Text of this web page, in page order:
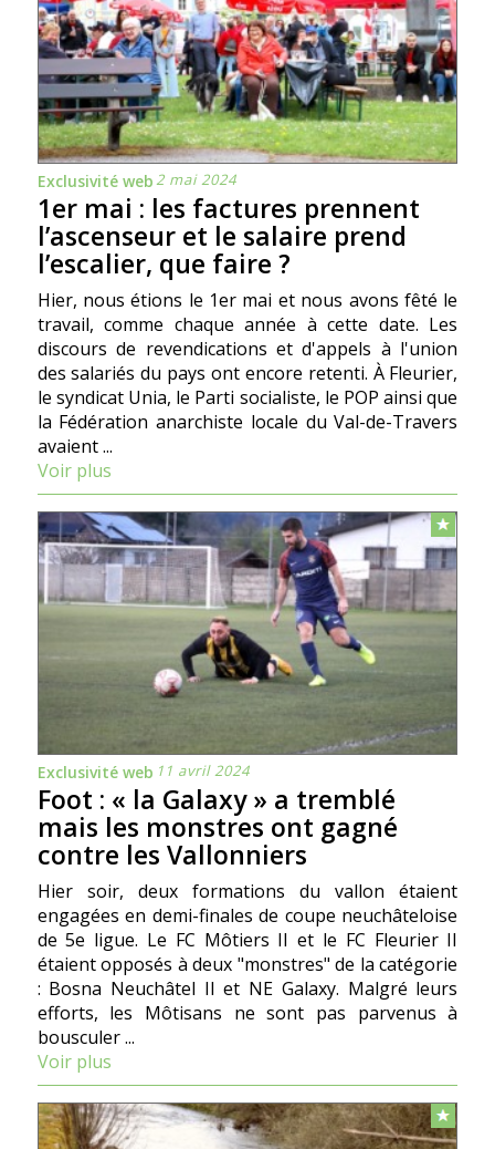
Exclusivité web2 mai 2024
1er mai : les factures prennent
l’ascenseur et le salaire prend
l’escalier, que faire ?
Hier, nous étions le 1er mai et nous avons fêté le
travail, comme chaque année à cette date. Les
discours de revendications et d'appels à l'union
des salariés du pays ont encore retenti. À Fleurier,
le syndicat Unia, le Parti socialiste, le POP ainsi que
la Fédération anarchiste locale du Val-de-Travers
avaient ...
Voir plus
Exclusivité web 11 avril 2024
Foot : « la Galaxy » a tremblé
mais les monstres ont gagné
contre les Vallonniers
Hier soir, deux formations du vallon étaient
engagées en demi-finales de coupe neuchâteloise
de 5e ligue. Le FC Môtiers II et le FC Fleurier II
étaient opposés à deux "monstres" de la catégorie
: Bosna Neuchâtel II et NE Galaxy. Malgré leurs
efforts, les Môtisans ne sont pas parvenus à
bousculer ...
Voir plus